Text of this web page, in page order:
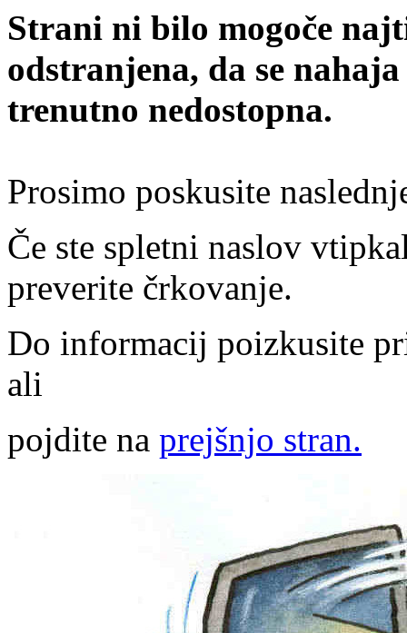
Strani ni bilo mogoče
odstranjena, da se
trenutno nedostopna.
Prosimo poskusite
Če ste spletni naslov
preverite črkovanje.
Do informacij poizkusite
ali
pojdite na prejšnjo stran.